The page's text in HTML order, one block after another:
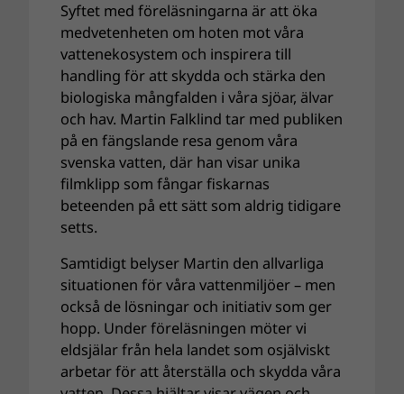
Syftet med föreläsningarna är att öka
medvetenheten om hoten mot våra
vattenekosystem och inspirera till
handling för att skydda och stärka den
biologiska mångfalden i våra sjöar, älvar
och hav. Martin Falklind tar med publiken
på en fängslande resa genom våra
svenska vatten, där han visar unika
filmklipp som fångar fiskarnas
beteenden på ett sätt som aldrig tidigare
setts.
Samtidigt belyser Martin den allvarliga
situationen för våra vattenmiljöer – men
också de lösningar och initiativ som ger
hopp. Under föreläsningen möter vi
eldsjälar från hela landet som osjälviskt
arbetar för att återställa och skydda våra